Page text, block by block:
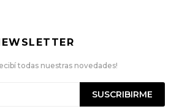
todas nuestras novedades!
SUSCRIBIRME